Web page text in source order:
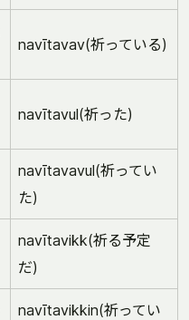
navītavav(祈っている)
navītavul(祈った)
navītavavul(祈ってい
た)
navītavikk(祈る予定
だ)
navītavikkin(祈ってい